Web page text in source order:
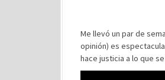
Me llevó un par de
opinión) es
hace justicia a lo que